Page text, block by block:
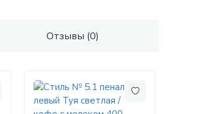
Отзывы (0)